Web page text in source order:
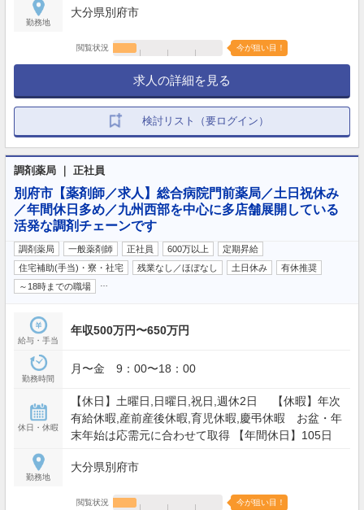
勤務地
大分県別府市
閲覧状況 今が狙い目！
求人の詳細を見る
検討リスト（要ログイン）
調剤薬局 ｜ 正社員
別府市【薬剤師／求人】総合病院門前薬局／土日祝休み
／年間休日多め／九州西部を中心に多店舗展開している
活発な調剤チェーンです
調剤薬局 一般薬剤師 正社員 600万以上
定期昇給
住宅補助(手当)・寮・社宅
残業なし／ほぼなし 土日休み
有休推奨
～18時までの職場
給与・手当
年収500万円〜650万円
勤務時間
月〜金 9：00〜18：00
休日・休暇
【休日】土曜日,日曜日,祝日,週休2日 【休暇】年次
有給休暇,産前産後休暇,育児休暇,慶弔休暇 お盆・年
末年始は応需元に合わせて取得 【年間休日】105日
勤務地
大分県別府市
閲覧状況 今が狙い目！